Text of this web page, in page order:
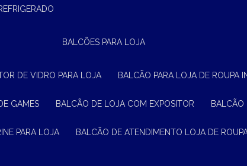
BALCÕES PARA LOJA
DE VIDRO PARA LOJA BALCÃO PARA LOJA DE ROUPA
GAMES BALCÃO DE LOJA COM EXPOSITOR
PARA LOJA BALCÃO DE ATENDIMENTO LOJA DE